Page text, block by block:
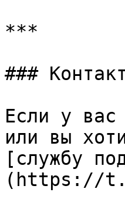
***
###
Если у вас
или вы
[службу
(https://